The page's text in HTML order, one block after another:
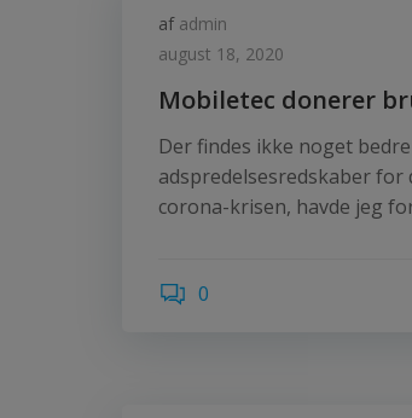
af admin
august 18, 2020
Mobiletec donerer
Der findes ikke noget
adspredelsesredskaber
corona-krisen, havde jeg
0